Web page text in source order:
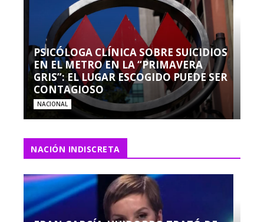
PSICÓLOGA CLÍNICA SOBRE SUICIDIOS
EN EL METRO EN LA “PRIMAVERA
GRIS”: EL LUGAR ESCOGIDO PUEDE SER
CONTAGIOSO
NACIONAL
NACIÓN INDISCRETA